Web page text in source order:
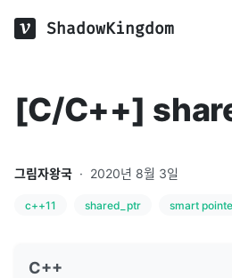
ShadowKingdom
[C/C++]
그림자왕국 · 2020년 8월 3일
c++11 shared_ptr smart
C++